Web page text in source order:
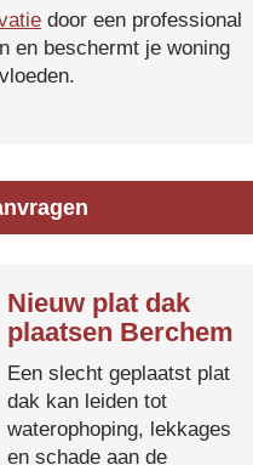
door een professional
en beschermt je woning
Nieuw plat dak
plaatsen Berchem
Een slecht geplaatst plat
dak kan leiden tot
waterophoping, lekkages
en schade aan de